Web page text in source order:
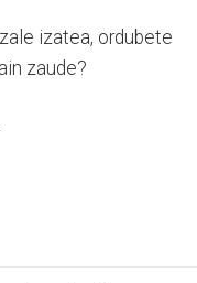
izatea, ordubete
zaude?